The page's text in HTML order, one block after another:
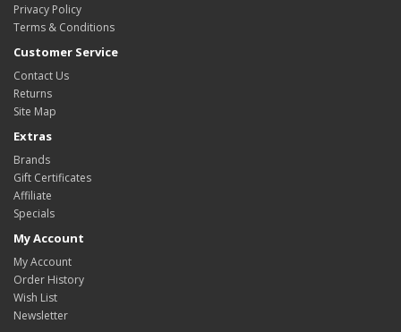
Privacy Policy
Terms & Conditions
Customer Service
Contact Us
Returns
Site Map
Extras
Brands
Gift Certificates
Affiliate
Specials
My Account
My Account
Order History
Wish List
Newsletter